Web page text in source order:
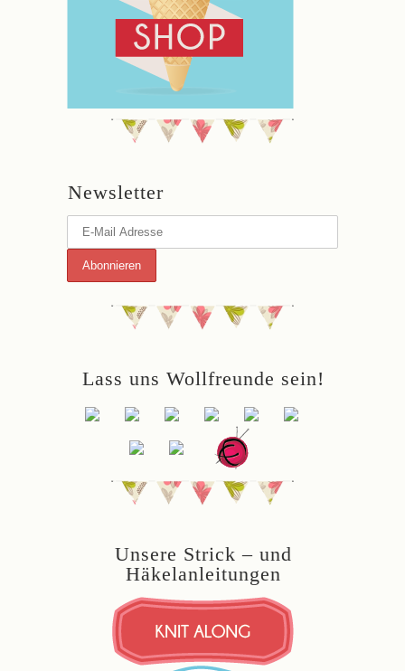
Newsletter
Lass uns Wollfreunde sein!
Unsere Strick – und
Häkelanleitungen